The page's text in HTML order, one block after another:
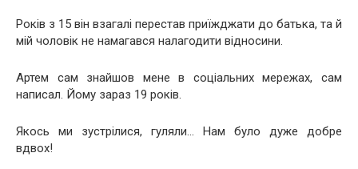
Років з 15 він взагалі перестав приїжджати до батька, та й
мій чоловік не намагався налагодити відносини.
Артем сам знайшов мене в соціальних мережах, сам
написал. Йому зараз 19 років.
Якось ми зустрілися, гуляли… Нам було дуже добре
вдвох!